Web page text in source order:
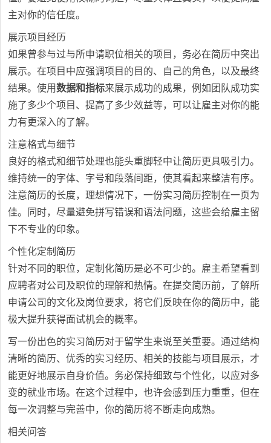
主对你的信任度。
展示项目经历
如果曾参与过与所申请职位相关的项目，务必在简历中突出
展示。在项目中应强调项目的目的、自己的角色，以及最终
结果。使用数据和指标来展示成功的成果，例如团队成功实
施了多少个项目、提高了多少效益等，可以让雇主对你的能
力有更深入的了解。
注意格式与细节
良好的格式和细节处理也能头重脚轻中让简历更具吸引力。
维持统一的字体、字号和段落间距，使其看起来整洁有序。
注意简历的长度，理想情况下，一份实习简历控制在一页为
佳。同时，尽量避免拼写错误和语法问题，这些会给雇主留
下不专业的印象。
个性化定制简历
针对不同的职位，定制化简历是必不可少的。雇主希望看到
应聘者对公司及职位的理解和热情。在提交简历前，了解所
申请公司的文化及岗位要求，将它们反映在你的简历中，能
极大提升获得面试机会的概率。
写一份出色的实习简历对于留学生来说至关重要。通过结构
清晰的简历、优秀的实习经历、相关的技能与项目展示，才
能更好地展示自身价值。务必保持细致与个性化，以应对多
变的就业市场。在这个过程中，也许会感到压力重重，但在
每一次调整与完善中，你的简历将不断走向成熟。
相关问答